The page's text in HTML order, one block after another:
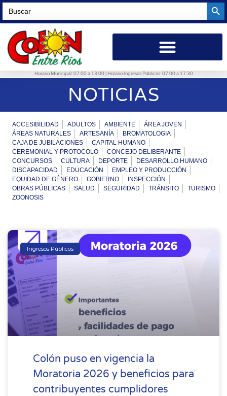
Search
for:
Horario Municipal: 07:00 a 13:00 | Horario Ingresos Públicos: 07:00 a 17:30
NOTICIAS
ACCESIBILIDAD ADULTOS AMBIENTE
ÁREA JOVEN
ÁREAS NATURALES
ARTESANÍA
BROMATOLOGIA
CAJA DE JUBILACIONES
CAPITAL HUMANO
CEREMONIAL Y PROTOCOLO
CONCEJO DELIBERANTE
CONCURSOS
CULTURA DEPORTE
DESARROLLO HUMANO
DISCAPACIDAD
EDUCACIÓN
EMPLEO Y PRODUCCIÓN
EQUIDAD DE GÉNERO
GOBIERNO
INSPECCIÓN
OBRAS PÚBLICAS
SALUD SEGURIDAD TRÁNSITO
TURISMO
ZOONOSIS
Ingresos Públicos
Colón puso en vigencia la
Moratoria 2026 y beneficios para
contribuyentes cumplidores